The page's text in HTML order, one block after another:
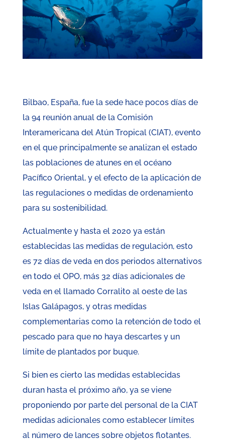
Bilbao, España, fue la sede hace pocos días de
la 94 reunión anual de la Comisión
Interamericana del Atún Tropical (CIAT), evento
en el que principalmente se analizan el estado
las poblaciones de atunes en el océano
Pacífico Oriental, y el efecto de la aplicación de
las regulaciones o medidas de ordenamiento
para su sostenibilidad.
Actualmente y hasta el 2020 ya están
establecidas las medidas de regulación, esto
es 72 días de veda en dos periodos alternativos
en todo el OPO, más 32 días adicionales de
veda en el llamado Corralito al oeste de las
Islas Galápagos, y otras medidas
complementarias como la retención de todo el
pescado para que no haya descartes y un
límite de plantados por buque.
Si bien es cierto las medidas establecidas
duran hasta el próximo año, ya se viene
proponiendo por parte del personal de la CIAT
medidas adicionales como establecer límites
al número de lances sobre objetos flotantes.